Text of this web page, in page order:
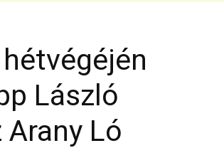
László
Ló